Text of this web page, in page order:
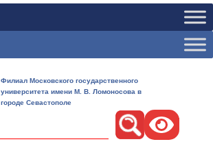
Филиал Московского государственного
университета имени М. В. Ломоносова в
городе Севастополе